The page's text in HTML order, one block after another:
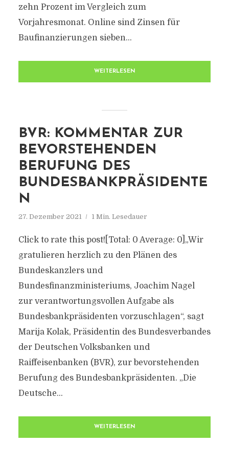
zehn Prozent im Vergleich zum
Vorjahresmonat. Online sind Zinsen für
Baufinanzierungen sieben...
WEITERLESEN
BVR: KOMMENTAR ZUR
BEVORSTEHENDEN
BERUFUNG DES
BUNDESBANKPRÄSIDENTE
N
27. Dezember 2021 1 Min. Lesedauer
Click to rate this post![Total: 0 Average: 0]„Wir
gratulieren herzlich zu den Plänen des
Bundeskanzlers und
Bundesfinanzministeriums, Joachim Nagel
zur verantwortungsvollen Aufgabe als
Bundesbankpräsidenten vorzuschlagen“, sagt
Marija Kolak, Präsidentin des Bundesverbandes
der Deutschen Volksbanken und
Raiffeisenbanken (BVR), zur bevorstehenden
Berufung des Bundesbankpräsidenten. „Die
Deutsche...
WEITERLESEN